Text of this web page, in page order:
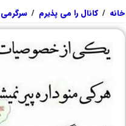
خانه / کانال را می پذیرم / سرگرمی